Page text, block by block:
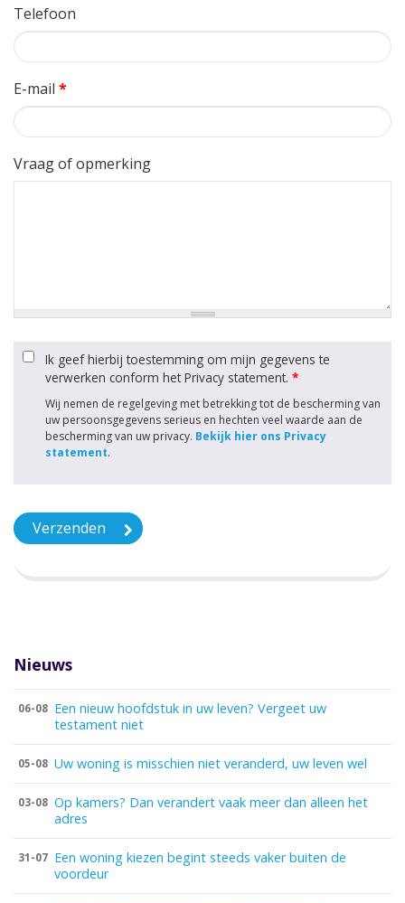
Telefoon
E-mail *
Vraag of opmerking
Ik geef hierbij toestemming om mijn gegevens te
verwerken conform het Privacy statement. *
Wij nemen de regelgeving met betrekking tot de bescherming van
uw persoonsgegevens serieus en hechten veel waarde aan de
bescherming van uw privacy. Bekijk hier ons Privacy
statement.
Nieuws
06-08 Een nieuw hoofdstuk in uw leven? Vergeet uw
testament niet
05-08 Uw woning is misschien niet veranderd, uw leven wel
03-08 Op kamers? Dan verandert vaak meer dan alleen het
adres
31-07 Een woning kiezen begint steeds vaker buiten de
voordeur